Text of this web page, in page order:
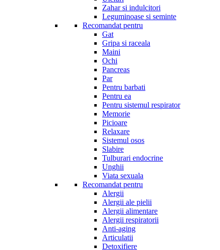
Zahar si indulcitori
Leguminoase si seminte
Recomandat pentru
Gat
Gripa si raceala
Maini
Ochi
Pancreas
Par
Pentru barbati
Pentru ea
Pentru sistemul respirator
Memorie
Picioare
Relaxare
Sistemul osos
Slabire
Tulburari endocrine
Unghii
Viata sexuala
Recomandat pentru
Alergii
Alergii ale pielii
Alergii alimentare
Alergii respiratorii
Anti-aging
Articulatii
Detoxifiere